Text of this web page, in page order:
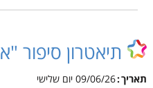
תיאטרון סיפור
תאריך 09/06/26 יום שלישי